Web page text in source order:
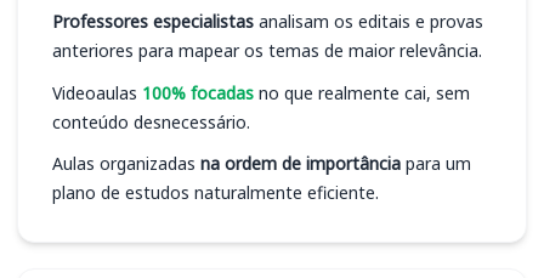
Professores especialistas analisam os editais e provas
anteriores para mapear os temas de maior relevância.
Videoaulas 100% focadas no que realmente cai, sem
conteúdo desnecessário.
Aulas organizadas na ordem de importância para um
plano de estudos naturalmente eficiente.